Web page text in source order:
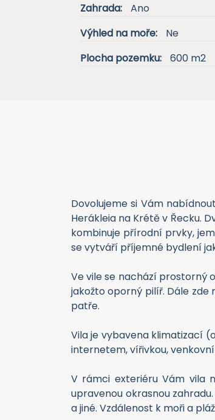
Zahrada:
Ano
Výhled na moře:
Ne
Plocha pozemku:
600 m2
Dovolujeme si Vám
Herákleia na Krétě v Řecku.
kombinuje přírodní prvky,
se vytváří příjemné bydlení
Ve vile se nachází prostorný
jakožto oporný pilíř. Dále
patře.
Vila je vybavena klimatizací
internetem, vířivkou,
V rámci exteriéru Vám vila
upravenou okrasnou
a jiné. Vzdálenost k moři a